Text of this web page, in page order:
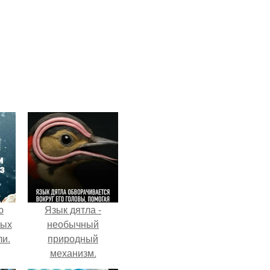
Язык дятла -
необычный
природный
механизм.